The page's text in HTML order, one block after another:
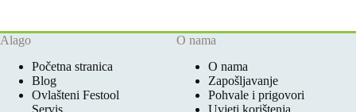
Alago
Početna stranica
Blog
Ovlašteni Festool
O nama
O nama
Zapošljavanje
Pohvale i prigovori